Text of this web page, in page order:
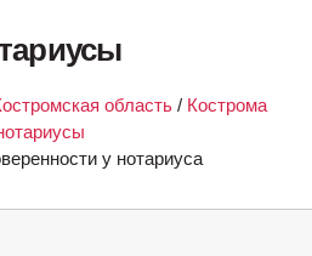
область/ Кострома
у нотариуса